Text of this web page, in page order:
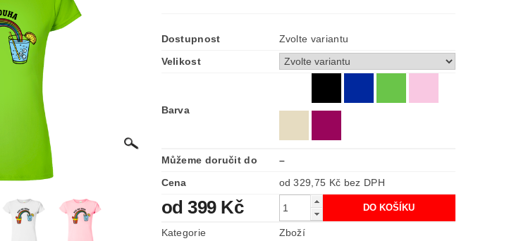
Dostupnost
Zvolte variantu
Velikost
Barva
Můžeme doručit do
–
Cena
od 329,75 Kč bez DPH
od 399 Kč
Kategorie
Zboží